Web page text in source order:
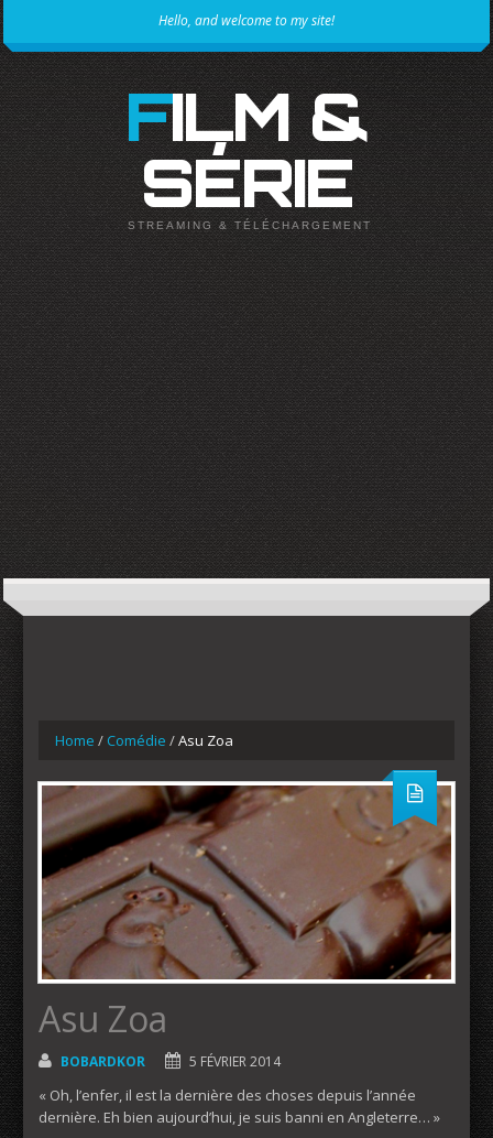
Hello, and welcome to my site!
FILM &
SÉRIE
STREAMING & TÉLÉCHARGEMENT
Home / Comédie /Asu Zoa
Asu Zoa
BOBARDKOR 5 FÉVRIER 2014
« Oh, l’enfer, il est la dernière des choses depuis l’année
dernière. Eh bien aujourd’hui, je suis banni en Angleterre… »